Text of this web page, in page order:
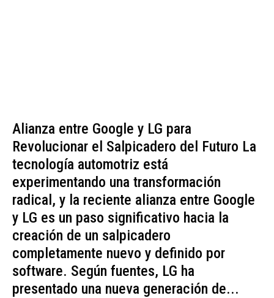
Alianza entre Google y LG para
Revolucionar el Salpicadero del Futuro La
tecnología automotriz está
experimentando una transformación
radical, y la reciente alianza entre Google
y LG es un paso significativo hacia la
creación de un salpicadero
completamente nuevo y definido por
software. Según fuentes, LG ha
presentado una nueva generación de...